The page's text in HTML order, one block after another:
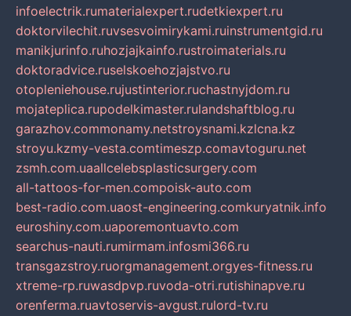
infoelectrik.rumaterialexpert.rudetkiexpert.ru
doktorvilechit.ruvsesvoimirykami.ruinstrumentgid.ru
manikjurinfo.ruhozjajkainfo.rustroimaterials.ru
doktoradvice.ruselskoehozjajstvo.ru
otopleniehouse.rujustinterior.ruchastnyjdom.ru
mojateplica.rupodelkimaster.rulandshaftblog.ru
garazhov.commonamy.netstroysnami.kzlcna.kz
stroyu.kzmy-vesta.comtimeszp.comavtoguru.net
zsmh.com.uaallcelebsplasticsurgery.com
all-tattoos-for-men.compoisk-auto.com
best-radio.com.uaost-engineering.comkuryatnik.info
euroshiny.com.uaporemontuavto.com
searchus-nauti.rumirmam.infosmi366.ru
transgazstroy.ruorgmanagement.orgyes-fitness.ru
xtreme-rp.ruwasdpvp.ruvoda-otri.rutishinapve.ru
orenferma.ruavtoservis-avgust.rulord-tv.ru